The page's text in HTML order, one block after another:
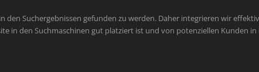
den Suchergebnissen gefunden zu werden. Daher integrieren wir
in den Suchmaschinen gut platziert ist und von potenziellen Kunden